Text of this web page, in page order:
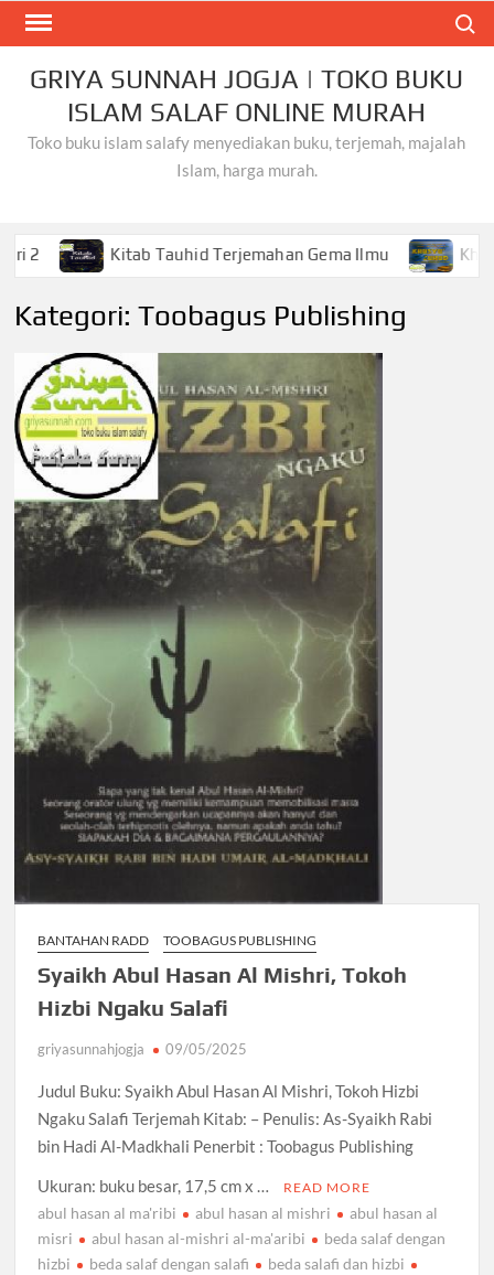
Skip
contentGRIYA SUNNAH JOGJA | TOKO BUKU
ISLAM SALAF ONLINE MURAH
Toko buku islam salafy menyediakan buku, terjemah, majalah
Islam, harga murah.
Tauhid Terjemahan Gema Ilmu Khusyu dan Zuhud
Kategori:Toobagus Publishing
BANTAHAN RADD TOOBAGUS PUBLISHING
Syaikh Abul Hasan Al Mishri, Tokoh
Hizbi Ngaku Salafi
griyasunnahjogja 09/05/2025
Judul Buku: Syaikh Abul Hasan Al Mishri, Tokoh Hizbi
Ngaku Salafi Terjemah Kitab: – Penulis: As-Syaikh Rabi
bin Hadi Al-Madkhali Penerbit : Toobagus Publishing
Ukuran: buku besar, 17,5 cm x …
READ MORE
abul hasan al ma'ribi abul hasan al mishri
abul hasan al
misri
abul hasan al-mishri al-ma'aribi
beda salaf dengan
hizbi
beda salaf dengan salafi
beda salafi dan hizbi